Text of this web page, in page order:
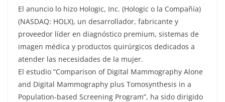
El anuncio lo hizo Hologic, Inc. (Hologic o la Compañía)
(NASDAQ: HOLX), un desarrollador, fabricante y
proveedor líder en diagnóstico premium, sistemas de
imagen médica y productos quirúrgicos dedicados a
atender las necesidades de la mujer.
El estudio “Comparison of Digital Mammography Alone
and Digital Mammography plus Tomosynthesis in a
Population-based Screening Program”, ha sido dirigido